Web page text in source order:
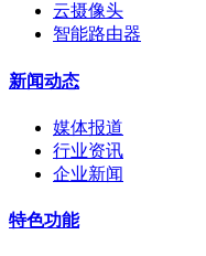
云摄像头
智能路由器
新闻动态
媒体报道
行业资讯
企业新闻
特色功能